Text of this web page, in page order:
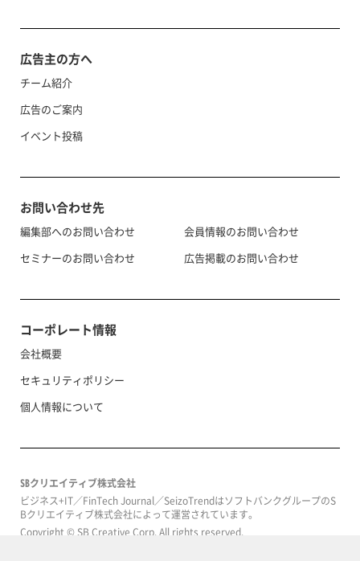
広告主の方へ
チーム紹介
広告のご案内
イベント投稿
お問い合わせ先
編集部へのお問い合わせ
セミナーのお問い合わせ
会員情報のお問い合わせ
広告掲載のお問い合わせ
コーポレート情報
会社概要
セキュリティポリシー
個人情報について
SBクリエイティブ株式会社
ビジネス+IT／FinTech Journal／SeizoTrendはソフトバンクグループのS
Bクリエイティブ株式会社によって運営されています。
Copyright © SB Creative Corp. All rights reserved.